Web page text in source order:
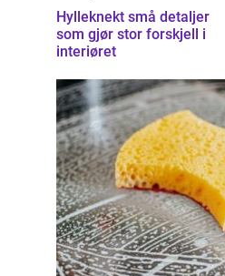
Hylleknekt små detaljer
som gjør stor forskjell i
interiøret